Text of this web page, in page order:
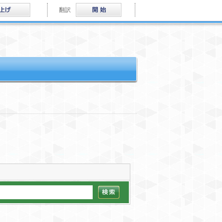
音声読み上げ
翻訳 Multilingual